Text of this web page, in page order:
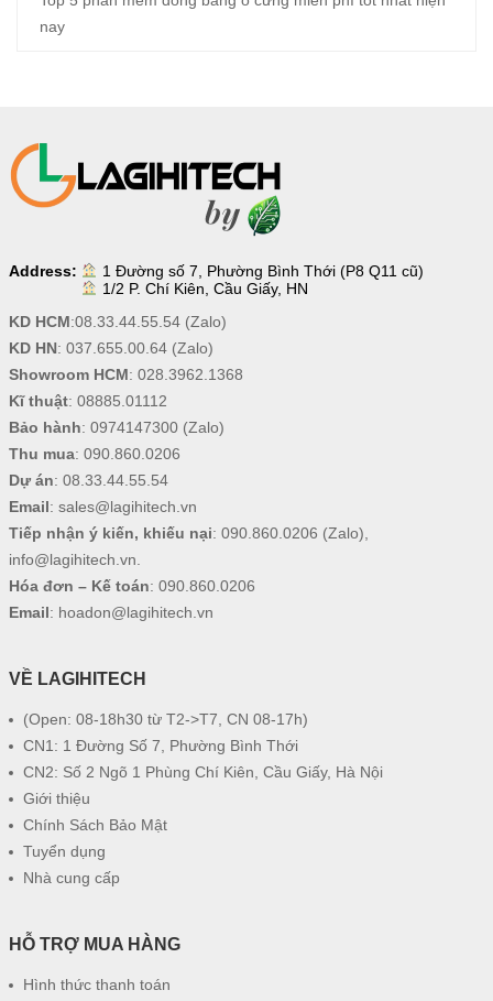
nay
Address:
1 Đường số 7, Phường Bình Thới (P8 Q11 cũ)
1/2 P. Chí Kiên, Cầu Giấy, HN
KD HCM:08.33.44.55.54(Zalo)
KD HN: 037.655.00.64(Zalo)
Showroom HCM: 028.3962.1368
Kĩ thuật: 08885.01112
Bảo hành: 0974147300(Zalo)
Thu mua: 090.860.0206
Dự án: 08.33.44.55.54
Email: sales@lagihitech.vn
Tiếp nhận ý kiến, khiếu nại: 090.860.0206 (Zalo),
info@lagihitech.vn
Hóa đơn – Kế toán: 090.860.0206
Email: hoadon@lagihitech.vn
VỀ LAGIHITECH
(Open: 08-18h30 từ T2->T7, CN 08-17h)
CN1: 1 Đường Số 7, Phường Bình Thới
CN2: Số 2 Ngõ 1 Phùng Chí Kiên, Cầu Giấy, Hà Nội
Giới thiệu
Chính Sách Bảo Mật
Tuyển dụng
Nhà cung cấp
HỖ TRỢ MUA HÀNG
Hình thức thanh toán